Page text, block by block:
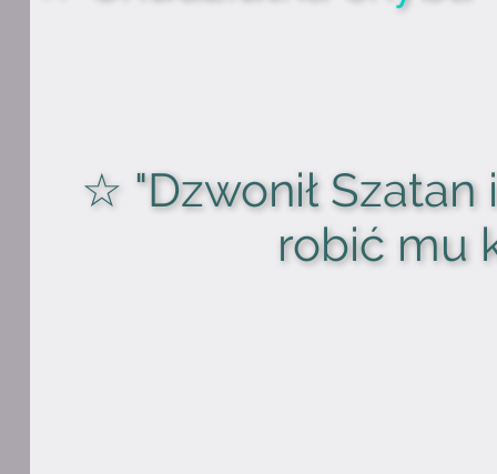
☆ "Dzwonił Szatan
robić mu